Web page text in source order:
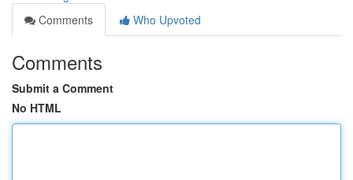
Comments
Who Upvoted
Comments
Submit a Comment
No HTML